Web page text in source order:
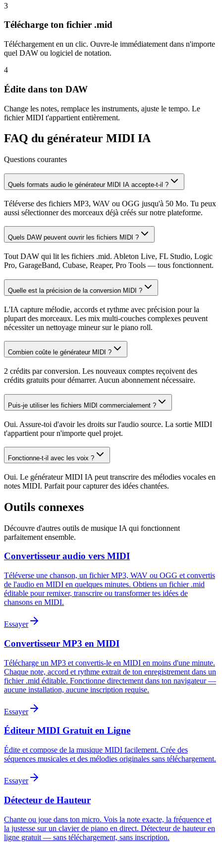
3
Télécharge ton fichier .mid
Téléchargement en un clic. Ouvre-le immédiatement dans n'importe
quel DAW ou logiciel de notation.
4
Édite dans ton DAW
Change les notes, remplace les instruments, ajuste le tempo. Le
fichier MIDI t'appartient entièrement.
FAQ du générateur MIDI IA
Questions courantes
Quels formats audio le générateur MIDI IA accepte-t-il ?
Téléverse des fichiers MP3, WAV ou OGG jusqu'à 50 Mo. Tu peux
aussi sélectionner des morceaux déjà créés sur notre plateforme.
Quels DAW peuvent ouvrir les fichiers MIDI ?
Tout DAW qui lit les fichiers .mid. Ableton Live, FL Studio, Logic
Pro, GarageBand, Cubase, Reaper, Pro Tools — tous fonctionnent.
Quelle est la précision de la conversion MIDI ?
L'IA capture mélodie, accords et rythme avec précision pour la
plupart des morceaux. Les mix multi-couches complexes peuvent
nécessiter un nettoyage mineur sur le piano roll.
Combien coûte le générateur MIDI ?
2 crédits par conversion. Les nouveaux comptes reçoivent des
crédits gratuits pour démarrer. Aucun abonnement nécessaire.
Puis-je utiliser les fichiers MIDI commercialement ?
Oui. Assure-toi d'avoir les droits sur l'audio source. La sortie MIDI
t'appartient pour n'importe quel projet.
Fonctionne-t-il avec les voix ?
Oui. Le générateur MIDI IA peut transcrire des mélodies vocales en
notes MIDI. Parfait pour capturer des idées chantées.
Outils connexes
Découvre d'autres outils de musique IA qui fonctionnent
parfaitement ensemble.
Convertisseur audio vers MIDI
Téléverse une chanson, un fichier MP3, WAV ou OGG et convertis
de l'audio en MIDI en quelques minutes. Obtiens un fichier .mid
éditable pour remixer, transcrire ou transformer tes idées de
chansons en MIDI.
Essayer
Convertisseur MP3 en MIDI
Télécharge un MP3 et convertis-le en MIDI en moins d'une minute.
Chaque note, accord et rythme extrait de ton enregistrement dans un
fichier .mid éditable. Fonctionne directement dans ton navigateur —
aucune installation, aucune inscription requise.
Essayer
Éditeur MIDI Gratuit en Ligne
Édite et compose de la musique MIDI facilement. Crée des
séquences musicales et des mélodies originales sans téléchargement.
Essayer
Détecteur de Hauteur
Chante ou joue dans ton micro. Vois la note exacte, la fréquence et
la justesse sur un clavier de piano en direct. Détecteur de hauteur en
ligne gratuit — sans téléchargement, sans inscription.